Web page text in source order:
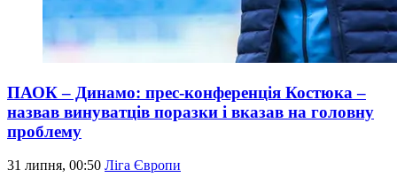
ПАОК – Динамо: прес-конференція Костюка –
назвав винуватців поразки і вказав на головну
проблему
31 липня, 00:50 Ліга Європи